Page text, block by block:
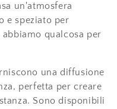
un'atmosfera
e speziato per
qualcosa per
una diffusione
perfetta per creare
Sono disponibili